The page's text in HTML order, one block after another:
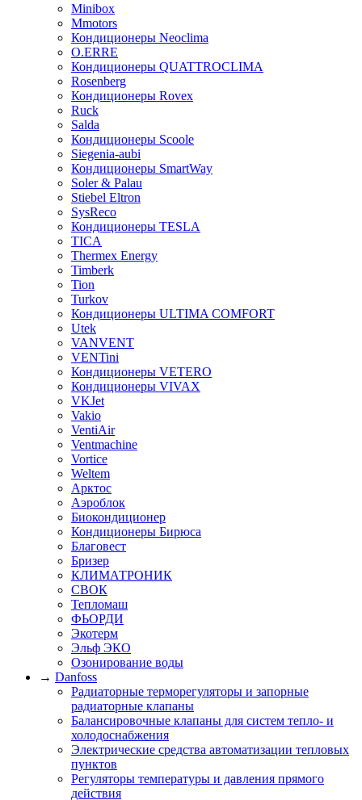
Minibox
Mmotors
Кондиционеры Neoclima
O.ERRE
Кондиционеры QUATTROCLIMA
Rosenberg
Кондиционеры Rovex
Ruck
Salda
Кондиционеры Scoole
Siegenia-aubi
Кондиционеры SmartWay
Soler & Palau
Stiebel Eltron
SysReco
Кондиционеры TESLA
TICA
Thermex Energy
Timberk
Tion
Turkov
Кондиционеры ULTIMA COMFORT
Utek
VANVENT
VENTini
Кондиционеры VETERO
Кондиционеры VIVAX
VKJet
Vakio
VentiAir
Ventmachine
Vortice
Weltem
Арктос
Аэроблок
Биокондиционер
Кондиционеры Бирюса
Благовест
Бризер
КЛИМАТРОНИК
СВОК
Тепломаш
ФЬОРДИ
Экотерм
Эльф ЭКО
Озонирование воды
→ Danfoss
Радиаторные терморегуляторы и запорные
радиаторные клапаны
Балансировочные клапаны для систем тепло- и
холодоснабжения
Электрические средства автоматизации тепловых
пунктов
Регуляторы температуры и давления прямого
действия